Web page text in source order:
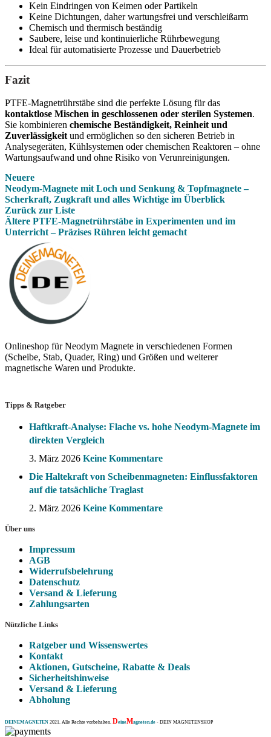
Kein Eindringen von Keimen oder Partikeln
Keine Dichtungen, daher wartungsfrei und verschleißarm
Chemisch und thermisch beständig
Saubere, leise und kontinuierliche Rührbewegung
Ideal für automatisierte Prozesse und Dauerbetrieb
Fazit
PTFE-Magnetrührstäbe sind die perfekte Lösung für das
kontaktlose Mischen in geschlossenen oder sterilen Systemen.
Sie kombinieren chemische Beständigkeit, Reinheit und
Zuverlässigkeit und ermöglichen so den sicheren Betrieb in
Analysegeräten, Kühlsystemen oder chemischen Reaktoren – ohne
Wartungsaufwand und ohne Risiko von Verunreinigungen.
Neuere
Neodym-Magnete mit Loch und Senkung & Topfmagnete –
Scherkraft, Zugkraft und alles Wichtige im Überblick
Zurück zur Liste
Ältere PTFE-Magnetrührstäbe in Experimenten und im
Unterricht – Präzises Rühren leicht gemacht
Onlineshop für Neodym Magnete in verschiedenen Formen
(Scheibe, Stab, Quader, Ring) und Größen und weiterer
magnetische Waren und Produkte.
Tipps & Ratgeber
Haftkraft-Analyse: Flache vs. hohe Neodym-Magnete im
direkten Vergleich
3. März 2026 Keine Kommentare
Die Haltekraft von Scheibenmagneten: Einflussfaktoren
auf die tatsächliche Traglast
2. März 2026 Keine Kommentare
Über uns
Impressum
AGB
Widerrufsbelehrung
Datenschutz
Versand & Lieferung
Zahlungsarten
Nützliche Links
Ratgeber und Wissenswertes
Kontakt
Aktionen, Gutscheine, Rabatte & Deals
Sicherheitshinweise
Versand & Lieferung
Abholung
DEINEMAGNETEN 2021. Alle Rechte vorbehalten. DeineMagneten.de - DEIN MAGNETENSHOP